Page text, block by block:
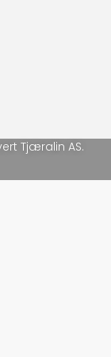
Tjæralin AS.